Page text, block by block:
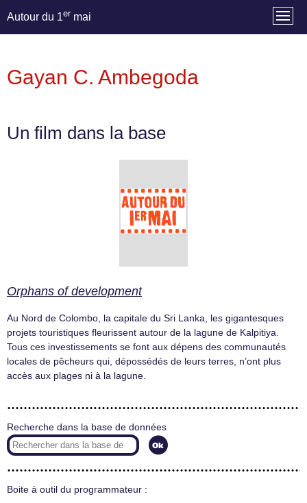
Autour du 1er mai
Gayan C. Ambegoda
Un film dans la base
Orphans of development
Au Nord de Colombo, la capitale du Sri Lanka, les gigantesques
projets touristiques fleurissent autour de la lagune de Kalpitiya.
Tous ces investissements se font aux dépens des communautés
locales de pêcheurs qui, dépossédés de leurs terres, n’ont plus
accès aux plages ni à la lagune.
Recherche dans la base de données
Boite à outil du programmateur :